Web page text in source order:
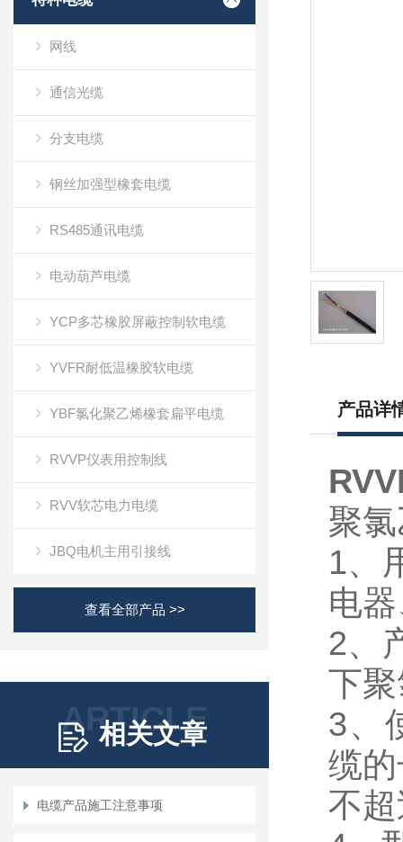
网线
通信光缆
分支电缆
钢丝加强型橡套电缆
RS485通讯电缆
电动葫芦电缆
YCP多芯橡胶屏蔽控制软电缆
YVFR耐低温橡胶软电缆
YBF氯化聚乙烯橡套扁平电缆
RVVP仪表用控制线
RVV软芯电力电缆
JBQ电机主用引接线
查看全部产品 >>
ARTICLE
相关文章
电缆产品施工注意事项
产品详
聚
1、
电
2、
下
3、
缆
不